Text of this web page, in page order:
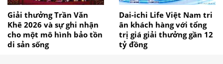
Giải thưởng Trần Văn
Khê 2026 và sự ghi nhận
cho một mô hình bảo tồn
di sản sống
Dai-ichi Life Việt Nam tri
ân khách hàng với tổng
trị giá giải thưởng gần 12
tỷ đồng